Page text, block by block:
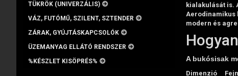
TÜKRÖK (UNIVERZÁLIS)
VÁZ, FUTÓMŰ, SZILENT, SZTENDER
ZÁRAK, GYÚJTÁSKAPCSOLÓK
ÜZEMANYAG ELLÁTÓ RENDSZER
%KÉSZLET KISÖPRÉS%
kialakulását is.
Aerodinamikus
modern és
A bukósisak
Dimenzió